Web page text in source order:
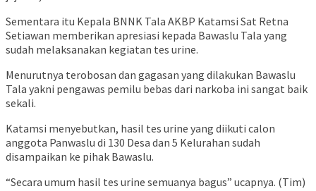
Sementara itu Kepala BNNK Tala AKBP Katamsi Sat Retna
Setiawan memberikan apresiasi kepada Bawaslu Tala yang
sudah melaksanakan kegiatan tes urine.
Menurutnya terobosan dan gagasan yang dilakukan Bawaslu
Tala yakni pengawas pemilu bebas dari narkoba ini sangat baik
sekali.
Katamsi menyebutkan, hasil tes urine yang diikuti calon
anggota Panwaslu di 130 Desa dan 5 Kelurahan sudah
disampaikan ke pihak Bawaslu.
“Secara umum hasil tes urine semuanya bagus” ucapnya. (Tim)